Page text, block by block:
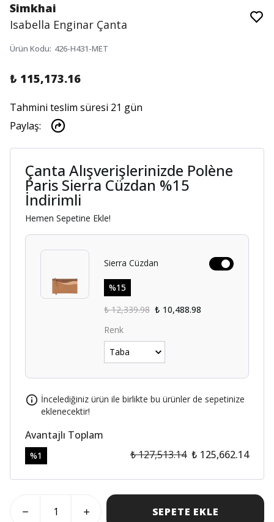
Simkhai
Isabella Enginar Çanta
Ürün Kodu: 426-H431-MET
₺ 115,173.16
Tahmini teslim süresi 21 gün
Paylaş:
Çanta Alışverişlerinizde Polène
Paris Sierra Cüzdan %15
İndirimli
Hemen Sepetine Ekle!
Sierra Cüzdan
%15
₺ 12,339.98 ₺ 10,488.98
Renk
İncelediğiniz ürün ile birlikte bu ürünler de sepetinize
eklenecektir!
Avantajlı Toplam
%1 ₺ 127,513.14 ₺ 125,662.14
SEPETE EKLE